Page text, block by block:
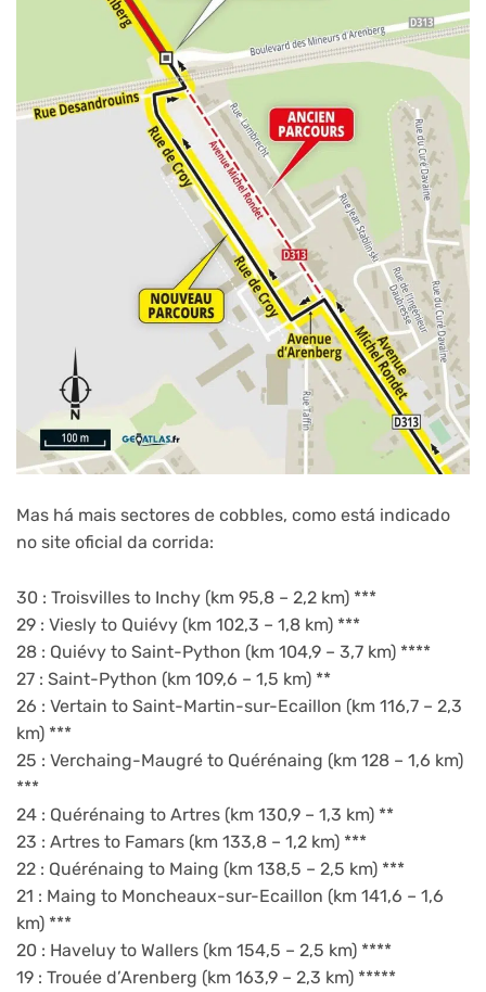
Mas há mais sectores de cobbles, como está indicado
no site oficial da corrida:
30 : Troisvilles to Inchy (km 95,8 – 2,2 km) ***
29 : Viesly to Quiévy (km 102,3 – 1,8 km) ***
28 : Quiévy to Saint-Python (km 104,9 – 3,7 km) ****
27 : Saint-Python (km 109,6 – 1,5 km) **
26 : Vertain to Saint-Martin-sur-Ecaillon (km 116,7 – 2,3
km) ***
25 : Verchaing-Maugré to Quérénaing (km 128 – 1,6 km)
***
24 : Quérénaing to Artres (km 130,9 – 1,3 km) **
23 : Artres to Famars (km 133,8 – 1,2 km) ***
22 : Quérénaing to Maing (km 138,5 – 2,5 km) ***
21 : Maing to Moncheaux-sur-Ecaillon (km 141,6 – 1,6
km) ***
20 : Haveluy to Wallers (km 154,5 – 2,5 km) ****
19 : Trouée d’Arenberg (km 163,9 – 2,3 km) *****